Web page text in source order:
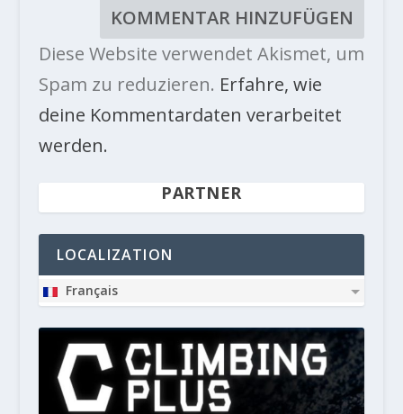
Diese Website verwendet Akismet, um
Spam zu reduzieren. Erfahre, wie
deine Kommentardaten verarbeitet
werden.
PARTNER
LOCALIZATION
Français